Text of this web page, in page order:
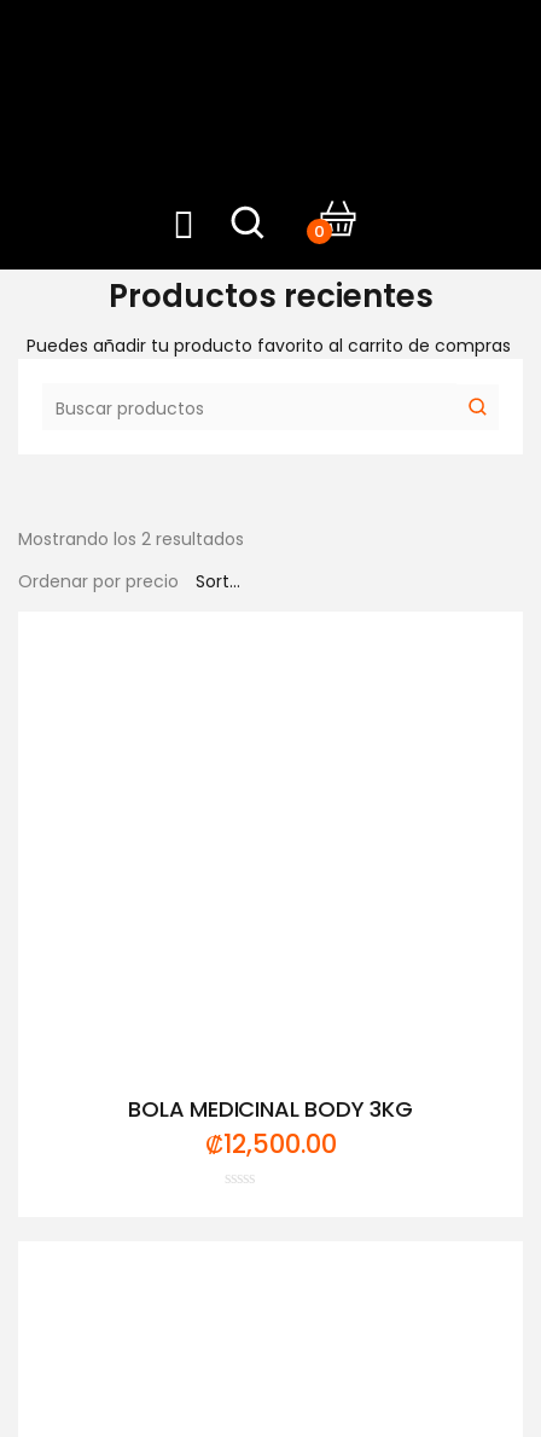
0
Productos recientes
Puedes añadir tu producto favorito al carrito de compras
Mostrando los 2 resultados
Ordenar por precio
BOLA MEDICINAL BODY 3KG
₡12,500.00